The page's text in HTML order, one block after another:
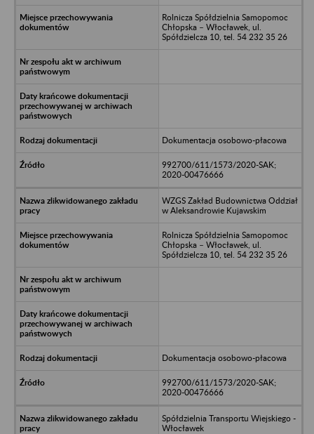
Rolnicza Spółdzielnia Samopomoc
Chłopska – Włocławek, ul.
Spółdzielcza 10, tel. 54 232 35 26
Dokumentacja osobowo-płacowa
992700/611/1573/2020-SAK;
2020-00476666
WZGS Zakład Budownictwa Oddział
w Aleksandrowie Kujawskim
Rolnicza Spółdzielnia Samopomoc
Chłopska – Włocławek, ul.
Spółdzielcza 10, tel. 54 232 35 26
Dokumentacja osobowo-płacowa
992700/611/1573/2020-SAK;
2020-00476666
Spółdzielnia Transportu Wiejskiego -
Włocławek